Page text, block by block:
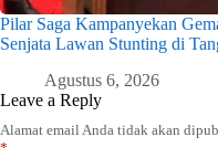
Pilar Saga Kampanyekan
Senjata Lawan Stunting di
Agustus 6, 2026
Leave a Reply
Alamat email Anda tidak akan
*